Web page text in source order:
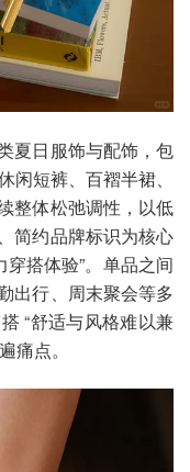
夏日服饰与配饰，包
短裤、百褶半裙、
整体松弛调性，以低
简约品牌标识为核心
搭体验”。单品之间
出行、周末聚会等多
“舒适与风格难以兼
痛点。